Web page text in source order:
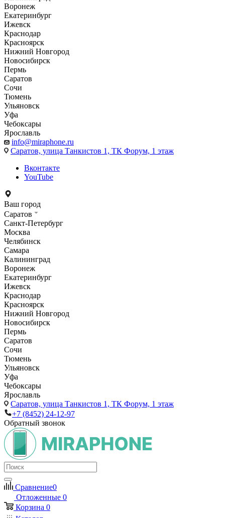
Воронеж
Екатеринбург
Ижевск
Краснодар
Красноярск
Нижний Новгород
Новосибирск
Пермь
Саратов
Сочи
Тюмень
Ульяновск
Уфа
Чебоксары
Ярославль
info@miraphone.ru
Саратов, улица Танкистов 1, ТК Форум, 1 этаж
Вконтакте
YouTube
Ваш город
Саратов
Санкт-Петербург
Москва
Челябинск
Самара
Калининград
Воронеж
Екатеринбург
Ижевск
Краснодар
Красноярск
Нижний Новгород
Новосибирск
Пермь
Саратов
Сочи
Тюмень
Ульяновск
Уфа
Чебоксары
Ярославль
Саратов, улица Танкистов 1, ТК Форум, 1 этаж
+7 (8452) 24-12-97
Обратный звонок
Сравнение0
Отложенные 0
Корзина 0